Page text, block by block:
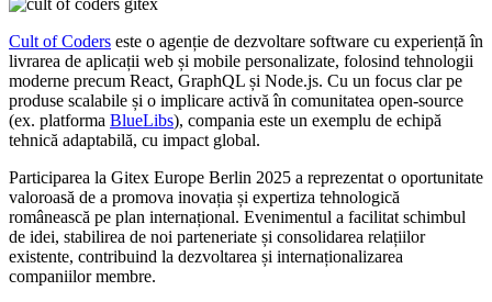
Cult of Coders este o agenție de dezvoltare software cu experiență în
livrarea de aplicații web și mobile personalizate, folosind tehnologii
moderne precum React, GraphQL și Node.js. Cu un focus clar pe
produse scalabile și o implicare activă în comunitatea open-source
(ex. platforma BlueLibs), compania este un exemplu de echipă
tehnică adaptabilă, cu impact global.
Participarea la Gitex Europe Berlin 2025 a reprezentat o oportunitate
valoroasă de a promova inovația și expertiza tehnologică
românească pe plan internațional. Evenimentul a facilitat schimbul
de idei, stabilirea de noi parteneriate și consolidarea relațiilor
existente, contribuind la dezvoltarea și internaționalizarea
companiilor membre.